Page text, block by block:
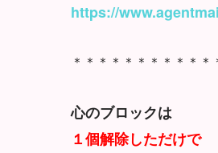
https://
＊＊＊＊＊＊＊＊＊＊＊
心のブロックは
１個解除しただけで